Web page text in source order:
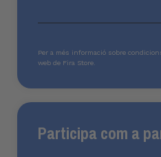
Per a més informació sobre
web de Fira Store.
Participa com a